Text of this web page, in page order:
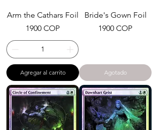
Arm the Cathars Foil
Precio
1900 COP
Agregar al carrito
Bride's Gown Foil
Precio
1900 COP
Agotado